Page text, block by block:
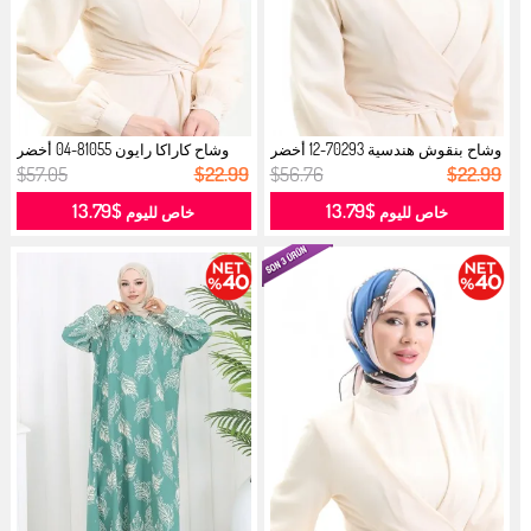
وشاح بنقوش هندسية 70293-12 أخضر
بحر...
$56.76 $22.99
خاص لليوم$13.79
وشاح كاراكا رايون 81055-04 أخضر
مائ...
$57.05 $22.99
خاص لليوم $13.79